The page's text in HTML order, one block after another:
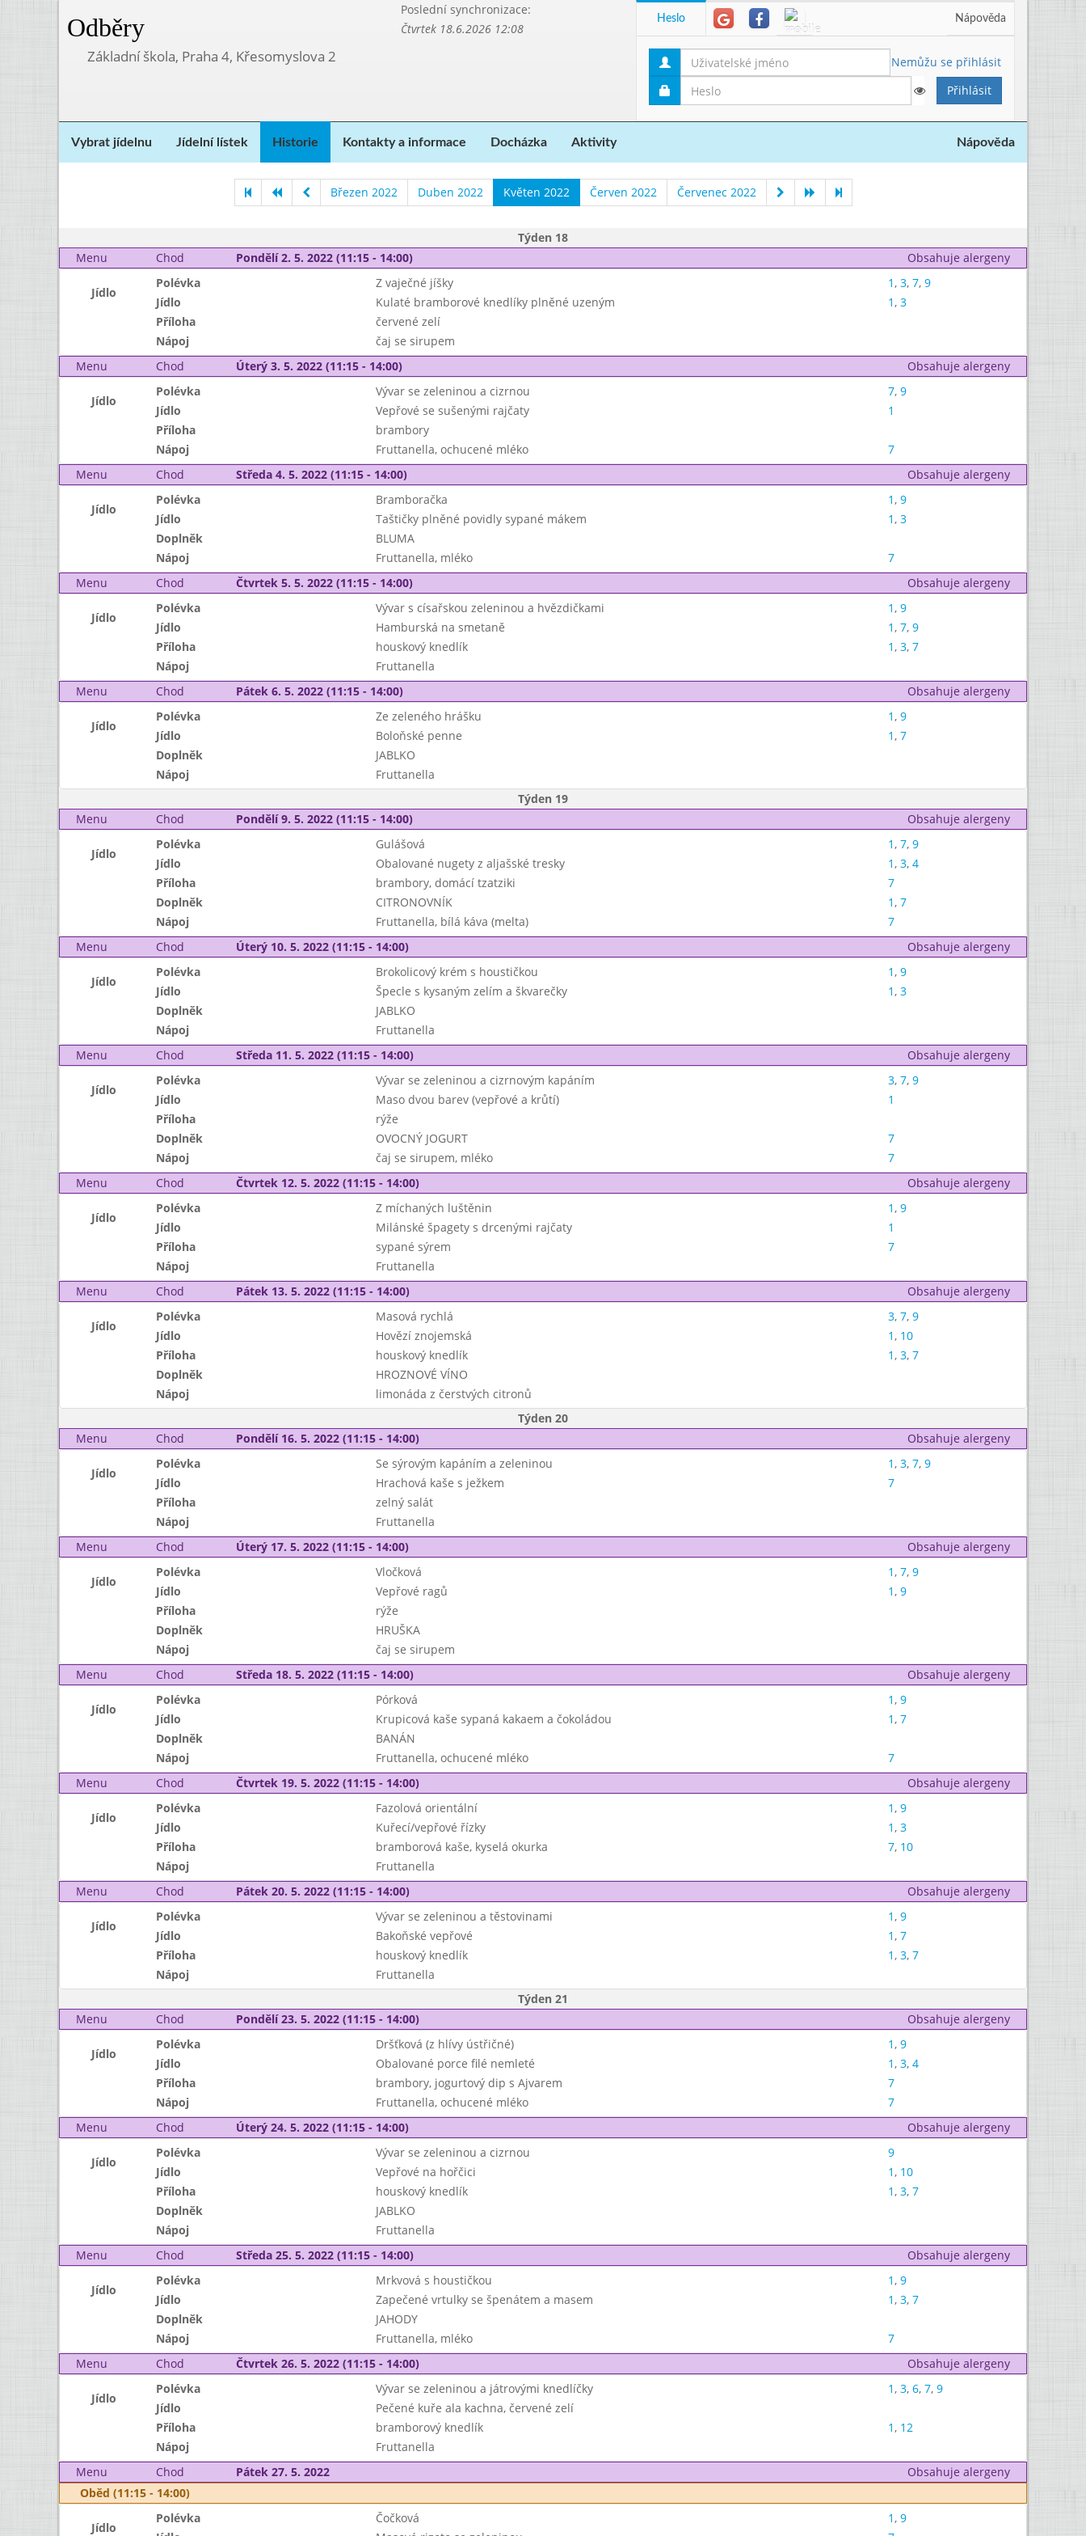
Odběry
Poslední synchronizace:
Čtvrtek 18.6.2026 12:08
Základní škola, Praha 4, Křesomyslova 2
Heslo Nápověda
Nemůžu se přihlásit
Vybrat jídelnu Jídelní lístek Historie Kontakty a informace Docházka Aktivity Nápověda
Březen 2022 Duben 2022 Květen 2022 Červen 2022 Červenec 2022
Týden 18
Menu
Chod Pondělí 2. 5. 2022 (11:15 - 14:00) Obsahuje alergeny
Jídlo
Polévka Z vaječné jíšky 1, 3, 7, 9
Jídlo
Kulaté bramborové knedlíky plněné uzeným 1, 3
Příloha
červené zelí
Nápoj
čaj se sirupem
Menu
Chod Úterý 3. 5. 2022 (11:15 - 14:00) Obsahuje alergeny
Jídlo
Polévka Vývar se zeleninou a cizrnou 7, 9
Jídlo
Vepřové se sušenými rajčaty
1
Příloha
brambory
Nápoj
Fruttanella, ochucené mléko
7
Menu
Chod Středa 4. 5. 2022 (11:15 - 14:00) Obsahuje alergeny
Jídlo
Polévka Bramboračka 1, 9
Jídlo
Taštičky plněné povidly sypané mákem 1, 3
Doplněk
BLUMA
Nápoj
Fruttanella, mléko
7
Menu
Chod Čtvrtek 5. 5. 2022 (11:15 - 14:00) Obsahuje alergeny
Jídlo
Polévka Vývar s císařskou zeleninou a hvězdičkami 1, 9
Jídlo
Hamburská na smetaně 1, 7, 9
Příloha
houskový knedlík 1, 3, 7
Nápoj
Fruttanella
Menu
Chod Pátek 6. 5. 2022 (11:15 - 14:00) Obsahuje alergeny
Jídlo
Polévka Ze zeleného hrášku 1, 9
Jídlo
Boloňské penne 1, 7
Doplněk
JABLKO
Nápoj
Fruttanella
Týden 19
Menu
Chod Pondělí 9. 5. 2022 (11:15 - 14:00) Obsahuje alergeny
Jídlo
Polévka Gulášová 1, 7, 9
Jídlo
Obalované nugety z aljašské tresky 1, 3, 4
Příloha
brambory, domácí tzatziki
7
Doplněk
CITRONOVNÍK 1, 7
Nápoj
Fruttanella, bílá káva (melta)
7
Menu
Chod Úterý 10. 5. 2022 (11:15 - 14:00) Obsahuje alergeny
Jídlo
Polévka Brokolicový krém s houstičkou 1, 9
Jídlo
Špecle s kysaným zelím a škvarečky 1, 3
Doplněk
JABLKO
Nápoj
Fruttanella
Menu
Chod Středa 11. 5. 2022 (11:15 - 14:00) Obsahuje alergeny
Jídlo
Polévka Vývar se zeleninou a cizrnovým kapáním 3, 7, 9
Jídlo
Maso dvou barev (vepřové a krůtí)
1
Příloha
rýže
Doplněk
OVOCNÝ JOGURT
7
Nápoj
čaj se sirupem, mléko
7
Menu
Chod Čtvrtek 12. 5. 2022 (11:15 - 14:00) Obsahuje alergeny
Jídlo
Polévka Z míchaných luštěnin 1, 9
Jídlo
Milánské špagety s drcenými rajčaty
1
Příloha
sypané sýrem
7
Nápoj
Fruttanella
Menu
Chod Pátek 13. 5. 2022 (11:15 - 14:00) Obsahuje alergeny
Jídlo
Polévka Masová rychlá 3, 7, 9
Jídlo
Hovězí znojemská 1, 10
Příloha
houskový knedlík 1, 3, 7
Doplněk
HROZNOVÉ VÍNO
Nápoj
limonáda z čerstvých citronů
Týden 20
Menu
Chod Pondělí 16. 5. 2022 (11:15 - 14:00) Obsahuje alergeny
Jídlo
Polévka Se sýrovým kapáním a zeleninou 1, 3, 7, 9
Jídlo
Hrachová kaše s ježkem
7
Příloha
zelný salát
Nápoj
Fruttanella
Menu
Chod Úterý 17. 5. 2022 (11:15 - 14:00) Obsahuje alergeny
Jídlo
Polévka Vločková 1, 7, 9
Jídlo
Vepřové ragů 1, 9
Příloha
rýže
Doplněk
HRUŠKA
Nápoj
čaj se sirupem
Menu
Chod Středa 18. 5. 2022 (11:15 - 14:00) Obsahuje alergeny
Jídlo
Polévka Pórková 1, 9
Jídlo
Krupicová kaše sypaná kakaem a čokoládou 1, 7
Doplněk
BANÁN
Nápoj
Fruttanella, ochucené mléko
7
Menu
Chod Čtvrtek 19. 5. 2022 (11:15 - 14:00) Obsahuje alergeny
Jídlo
Polévka Fazolová orientální 1, 9
Jídlo
Kuřecí/vepřové řízky 1, 3
Příloha
bramborová kaše, kyselá okurka 7, 10
Nápoj
Fruttanella
Menu
Chod Pátek 20. 5. 2022 (11:15 - 14:00) Obsahuje alergeny
Jídlo
Polévka Vývar se zeleninou a těstovinami 1, 9
Jídlo
Bakoňské vepřové 1, 7
Příloha
houskový knedlík 1, 3, 7
Nápoj
Fruttanella
Týden 21
Menu
Chod Pondělí 23. 5. 2022 (11:15 - 14:00) Obsahuje alergeny
Jídlo
Polévka Dršťková (z hlívy ústřičné) 1, 9
Jídlo
Obalované porce filé nemleté 1, 3, 4
Příloha
brambory, jogurtový dip s Ajvarem
7
Nápoj
Fruttanella, ochucené mléko
7
Menu
Chod Úterý 24. 5. 2022 (11:15 - 14:00) Obsahuje alergeny
Jídlo
Polévka Vývar se zeleninou a cizrnou
9
Jídlo
Vepřové na hořčici 1, 10
Příloha
houskový knedlík 1, 3, 7
Doplněk
JABLKO
Nápoj
Fruttanella
Menu
Chod Středa 25. 5. 2022 (11:15 - 14:00) Obsahuje alergeny
Jídlo
Polévka Mrkvová s houstičkou 1, 9
Jídlo
Zapečené vrtulky se špenátem a masem 1, 3, 7
Doplněk
JAHODY
Nápoj
Fruttanella, mléko
7
Menu
Chod Čtvrtek 26. 5. 2022 (11:15 - 14:00) Obsahuje alergeny
Jídlo
Polévka Vývar se zeleninou a játrovými knedlíčky 1, 3, 6, 7, 9
Jídlo
Pečené kuře ala kachna, červené zelí
Příloha
bramborový knedlík 1, 12
Nápoj
Fruttanella
Menu
Chod Pátek 27. 5. 2022
Obsahuje alergeny
Oběd (11:15 - 14:00)
Jídlo
Polévka Čočková 1, 9